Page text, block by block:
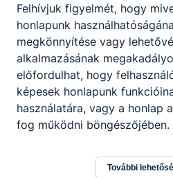
Hírek
Felhívjuk figyelmét, hogy
honlapunk
megkönnyítése vagy
alkalmazásának
előfordulhat, hogy
képesek honlapunk
használatára, vagy a honlap
fog működni böngészőjében.
További